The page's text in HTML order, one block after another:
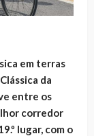
em terras
da
entre os
corredor
lugar, com o